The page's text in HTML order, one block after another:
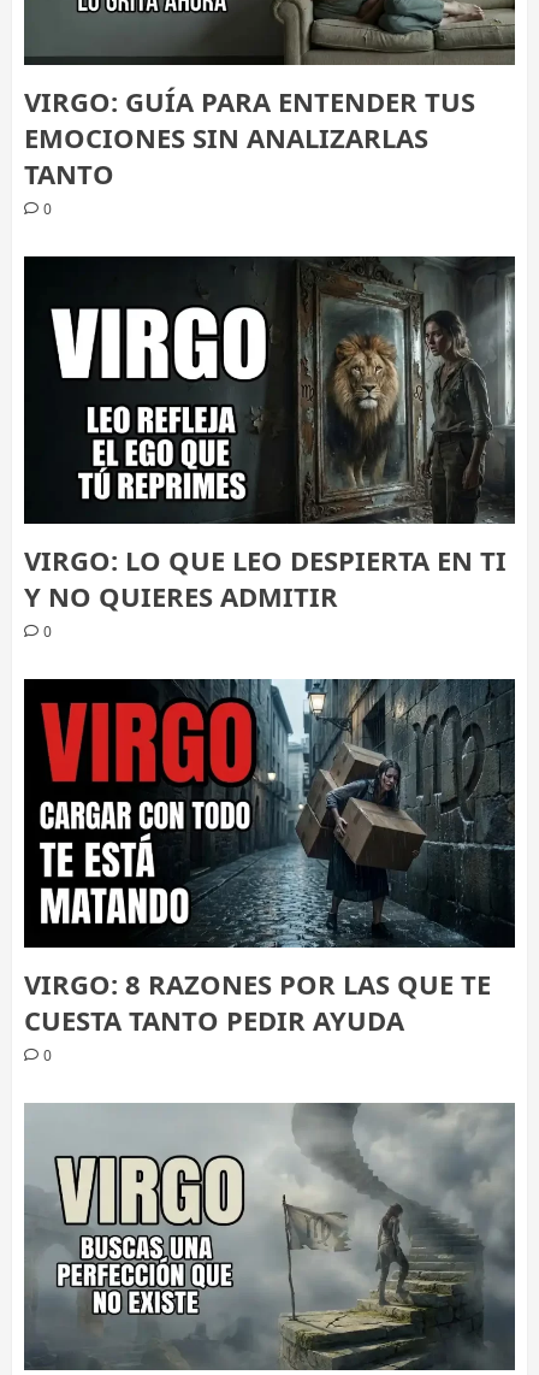
VIRGO: GUÍA PARA ENTENDER TUS
EMOCIONES SIN ANALIZARLAS
TANTO
0
VIRGO: LO QUE LEO DESPIERTA EN TI
Y NO QUIERES ADMITIR
0
VIRGO: 8 RAZONES POR LAS QUE TE
CUESTA TANTO PEDIR AYUDA
0